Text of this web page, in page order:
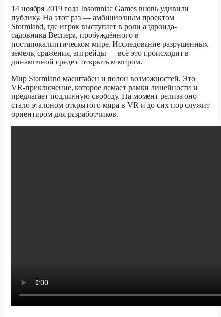
14 ноября 2019 года Insomniac Games вновь удивили
публику. На этот раз — амбициозным проектом
Stormland, где игрок выступает в роли андроида-
садовника Веспера, пробуждённого в
постапокалиптическом мире. Исследование разрушенных
земель, сражения, апгрейды — всё это происходит в
динамичной среде с открытым миром.
Мир Stormland масштабен и полон возможностей. Это
VR-приключение, которое ломает рамки линейности и
предлагает подлинную свободу. На момент релиза оно
стало эталоном открытого мира в VR и до сих пор служит
ориентиром для разработчиков.